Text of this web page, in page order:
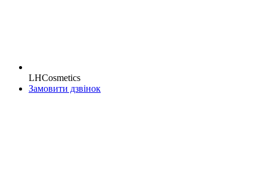
LHCosmetics
Замовити дзвінок